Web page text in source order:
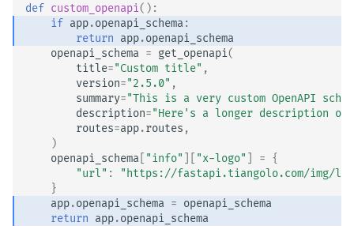
def custom_openapi():
if app.openapi_schema :
return app.openapi_schema
openapi_schema = get_openapi(
title="Custom title" ,
version="2.5.0" ,
summary="This is a very custom OpenAPI
description="Here's a longer description of
routes=app.routes ,
)
openapi_schema
"info" "x-logo" = {
"url" :
"https://fastapi.tiangolo.com/img/
}
app.openapi_schema = openapi_schema
return app.openapi_schema